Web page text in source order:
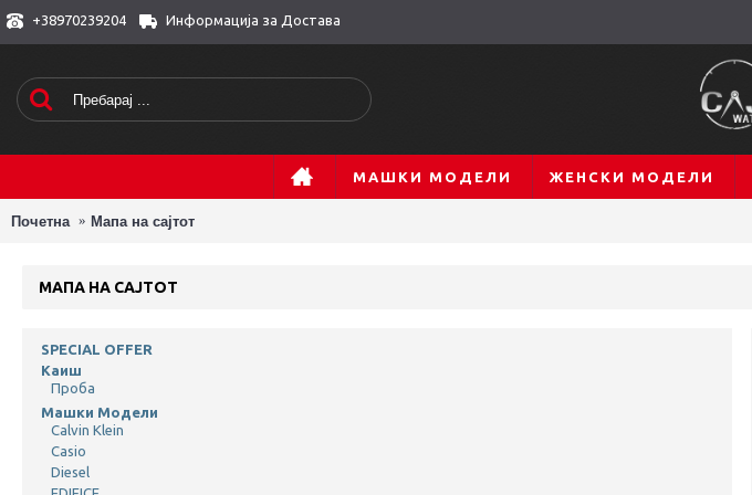
+38970239204 Информација за Достава
МАШКИ МОДЕЛИ ЖЕНСКИ МОДЕЛИ
Почетна Мапа на сајтот
МАПА НА САЈТОТ
SPECIAL OFFER
Каиш
Проба
Машки Модели
Calvin Klein
Casio
Diesel